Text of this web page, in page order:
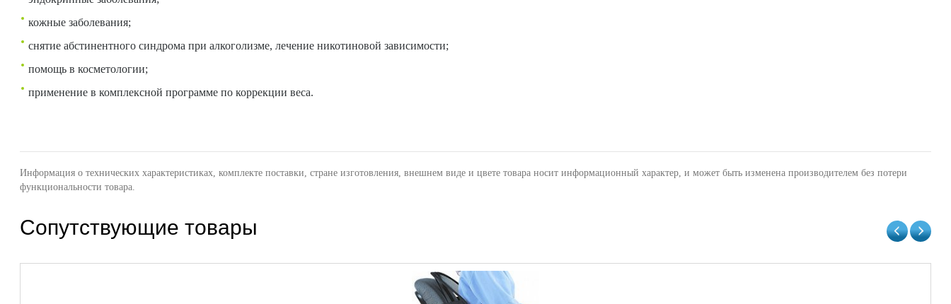
кожные заболевания;
снятие абстинентного синдрома при алкоголизме, лечение никотиновой зависимости;
помощь в косметологии;
применение в комплексной программе по коррекции веса.
Информация о технических характеристиках, комплекте поставки, стране изготовления, внешнем виде и цвете товара носит информационный характер, и может быть изменена производителем без потери
функциональности товара.
Сопутствующие товары